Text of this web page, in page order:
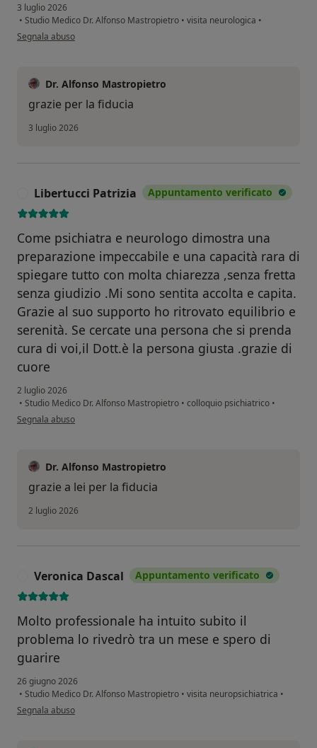
3 luglio 2026
• Studio Medico Dr. Alfonso Mastropietro • visita neurologica •
secondo l'opinione dell'utente A.P.
Segnala abuso
Dr. Alfonso Mastropietro
grazie per la fiducia
3 luglio 2026
Libertucci Patrizia Appuntamento verificato
Come psichiatra e neurologo dimostra una
preparazione impeccabile e una capacità rara di
spiegare tutto con molta chiarezza ,senza fretta
senza giudizio .Mi sono sentita accolta e capita.
Grazie al suo supporto ho ritrovato equilibrio e
serenità. Se cercate una persona che si prenda
cura di voi,il Dott.è la persona giusta .grazie di
cuore
2 luglio 2026
• Studio Medico Dr. Alfonso Mastropietro • colloquio psichiatrico •
secondo l'opinione dell'utente Libertucci Patrizia
Segnala abuso
Dr. Alfonso Mastropietro
grazie a lei per la fiducia
2 luglio 2026
Veronica Dascal Appuntamento verificato
Molto professionale ha intuito subito il
problema lo rivedrò tra un mese e spero di
guarire
26 giugno 2026
• Studio Medico Dr. Alfonso Mastropietro • visita neuropsichiatrica •
secondo l'opinione dell'utente Veronica Dascal
Segnala abuso